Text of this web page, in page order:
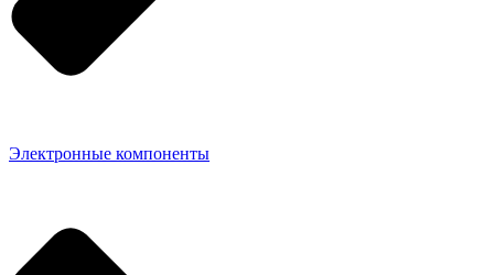
Электронные компоненты